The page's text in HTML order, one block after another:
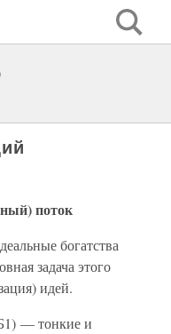
поток
богатства
задача этого
идей.
— тонкие и